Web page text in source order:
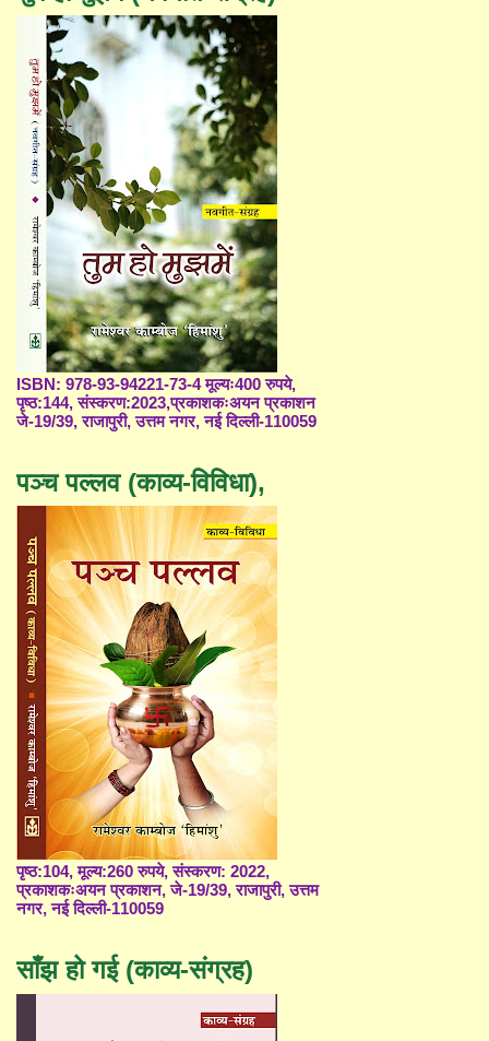
ISBN: 978-93-94221-73-4 मूल्यः400 रुपये,
पृष्ठ:144, संस्करण:2023,प्रकाशकःअयन प्रकाशन
जे-19/39, राजापुरी, उत्तम नगर, नई दिल्ली-110059
पञ्च पल्लव (काव्य-विविधा),
पृष्ठ:104, मूल्य:260 रुपये, संस्करण: 2022,
प्रकाशकःअयन प्रकाशन, जे-19/39, राजापुरी, उत्तम
नगर, नई दिल्ली-110059
साँझ हो गई (काव्य-संग्रह)